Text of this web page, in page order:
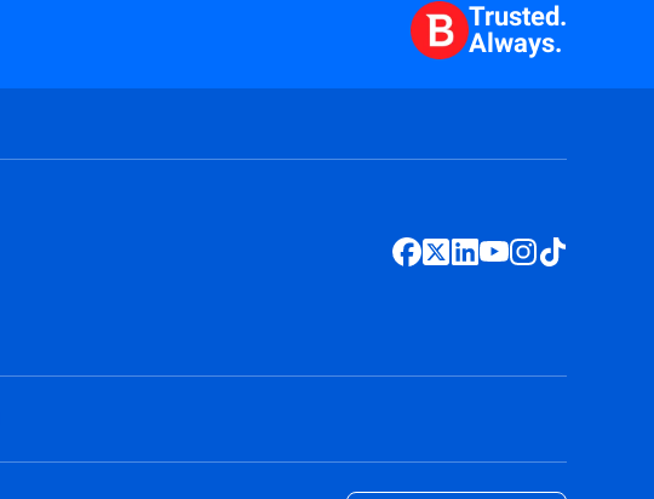
Trusted.
Always.